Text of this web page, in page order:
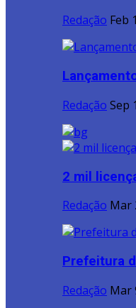
Redação Feb
Redação Sep
2 mil
Redação Mar
Prefeitura
Redação Mar